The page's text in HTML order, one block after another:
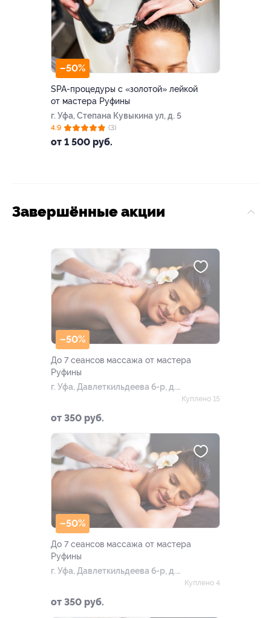
–50%
SPA-процедуры с «золотой» лейкой
от мастера Руфины
г. Уфа, Степана Кувыкина ул, д. 5
от 1 500 руб.
4.9 (3)
Завершённые акции
–50%
До 7 сеансов массажа от мастера
Руфины
г. Уфа, Давлеткильдеева б-р, д.
от 350 руб.
Куплено 15
–50%
До 7 сеансов массажа от мастера
Руфины
г. Уфа, Давлеткильдеева б-р, д.
от 350 руб.
Куплено 4